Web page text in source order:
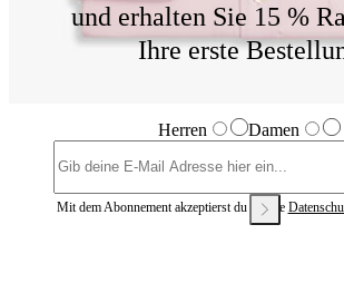
und erhalten Sie 15 %
Ihre erste
Herren Damen
Mit dem Abonnement akzeptierst du unsere